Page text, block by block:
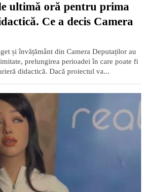
ultimă oră pentru prima
Ce a decis Camera
și învățământ din Camera Deputaților au
prelungirea perioadei în care poate fi
didactică. Dacă proiectul va...